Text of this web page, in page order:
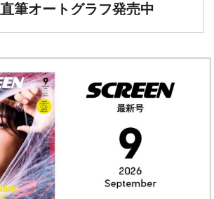
直筆オートグラフ発売中